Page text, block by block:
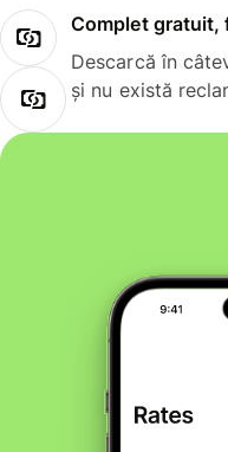
Complet gratuit,
Descarcă în
și nu există